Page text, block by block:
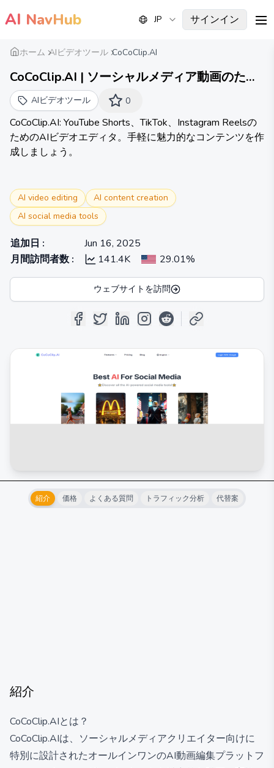
AI NavHub JP サインイン
ホーム AIビデオツール CoCoClip.AI
CoCoClip.AI | ソーシャルメディア動画のため
のオールインワンAI動画編集ツール | テキス
トから動画へ
AIビデオツール 0
CoCoClip.AI: YouTube Shorts、TikTok、Instagram Reelsの
ためのAIビデオエディタ。手軽に魅力的なコンテンツを作
成しましょう。
AI video editing
AI content creation
AI social media tools
追加日 :
Jun 16, 2025
月間訪問者数: 141.4K 29.01%
ウェブサイトを訪問
紹介 価格 よくある質問 トラフィック分析 代替案
紹介
CoCoClip.AIとは？
CoCoClip.AIは、ソーシャルメディアクリエイター向けに
特別に設計されたオールインワンのAI動画編集プラットフ